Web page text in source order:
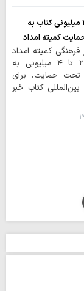
ارائه بن‌کارت ۲ تا ۴ میلیونی کتاب به
کمیته امداد
کمیته امداد
از ارائه بن‌کارت ۲ تا ۴ میلیونی به
تحت حمایت، برای
بین‌المللی کتاب خبر